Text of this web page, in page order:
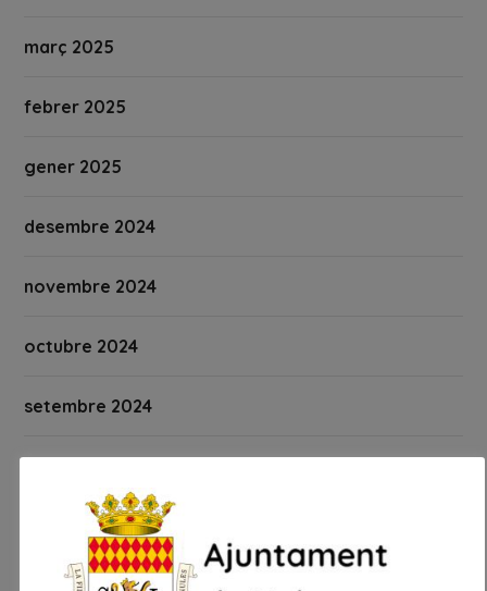
març 2025
febrer 2025
gener 2025
desembre 2024
novembre 2024
octubre 2024
setembre 2024
juliol 2024
juny 2024